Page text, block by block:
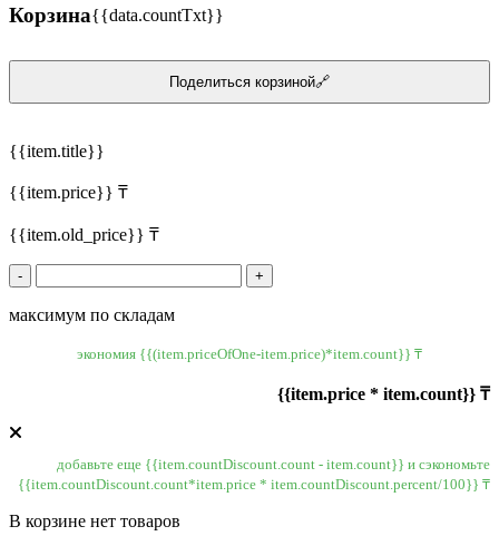
Корзина{{data.countTxt}}
Поделиться корзиной🔗
{{item.title}}
{{item.price}} ₸
{{item.old_price}} ₸
- +
максимум по складам
экономия {{(item.priceOfOne-item.price)*item.count}} ₸
{{item.price * item.count}} ₸
добавьте еще {{item.countDiscount.count - item.count}} и сэкономьте
{{item.countDiscount.count*item.price * item.countDiscount.percent/100}} ₸
В корзине нет товаров